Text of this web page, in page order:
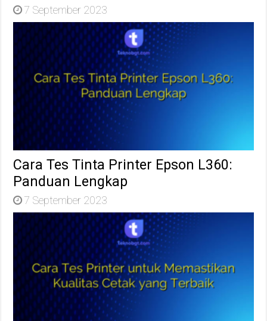
7 September 2023
Cara Tes Tinta Printer Epson L360:
Panduan Lengkap
7 September 2023